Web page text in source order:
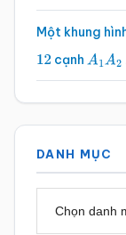
Một khung
12 cạnh A1A2…
DANH MỤC